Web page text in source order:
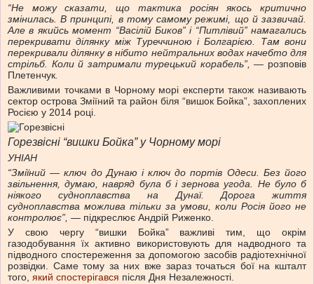
“Не можу сказати, що тактика росіян якось критично
змінилась. В принципі, в тому самому режимі, що й зазвичай.
Але в якийсь момент “Васілій Биков” і “Питлівий” намагались
перекривати ділянку між Туреччиною і Болгарією. Там вони
перекривали ділянку в нібито нейтральних водах начебто для
стрільб. Коли й затримали турецький корабель”,— розповів
Плетенчук.
Важливими точками в Чорному морі експерти також називають
сектор острова Зміїний та район біля “вишок Бойка”, захоплених
Росією у 2014 році.
Горезвісні “вишки Бойка” у Чорному морі
УНІАН
“Зміїний — ключ до Дунаю і ключ до портів Одеси. Без його
звільнення, думаю, навряд була б і зернова угода. Не було б
ніякого судноплавства на Дунаї. Дорога життя
судноплавства можлива тільки за умови, коли Росія його не
контролює”, — підкреслює Андрій Риженко.
У свою чергу “вишки Бойка” важливі тим, що окрім
газодобування їх активно використовують для надводного та
підводного спостереження за допомогою засобів радіотехнічної
розвідки. Саме тому за них вже зараз точаться бої на кшталт
того, який спостерігався після Дня Незалежності.